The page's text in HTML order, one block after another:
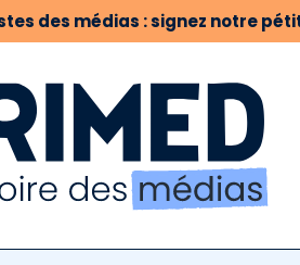
des médias : signez notre